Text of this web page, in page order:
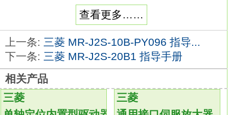
该电缆非屏蔽。
弯曲寿命：标准。
电机电磁制动器用接头套件。
电磁制动器用电缆, 用于HF-KP/HF-MP系列(电
机轴同侧引出)。1轴伺服放大器。
三菱通用AC伺服放大器MELSERVO-J4系列。
额定输出：0.1kw。
接口：SSCNETⅢ/HMR-J2S-10B1
查看更多……
上一条: 三菱 MR-J2S-10B-PY096 指导...
下一条: 三菱 MR-J2S-20B1 指导手册
相关产品
三菱
三菱